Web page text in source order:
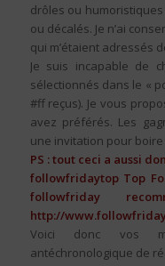
drôles ou
ou décalés. Je n’ai
qui m’étaient adressés
Je suis incapable de
sélectionnés dans le «
#ff reçus). Je vous
avez préférés. Les
une invitation pour
PS : tout ceci a aussi
followfridaytopTop
followfriday
http://
Voici donc vos
antéchronologique de